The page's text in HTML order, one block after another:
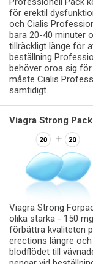
för erektil
och Cialis
bara 20-40 minuter
tillräckligt länge för
beställning
behöver oroa sig
måste Cialis
samtidigt.
Viagra Strong
Viagra Strong
olika starka - 150
förbättra kvaliteten
erections längre
blodflödet till